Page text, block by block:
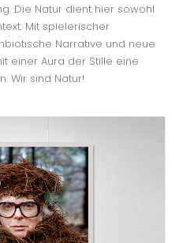
Die Natur dient hier sowohl
Mit spielerischer
Narrative und neue
einer Aura der Stille eine
Wir sind Natur!